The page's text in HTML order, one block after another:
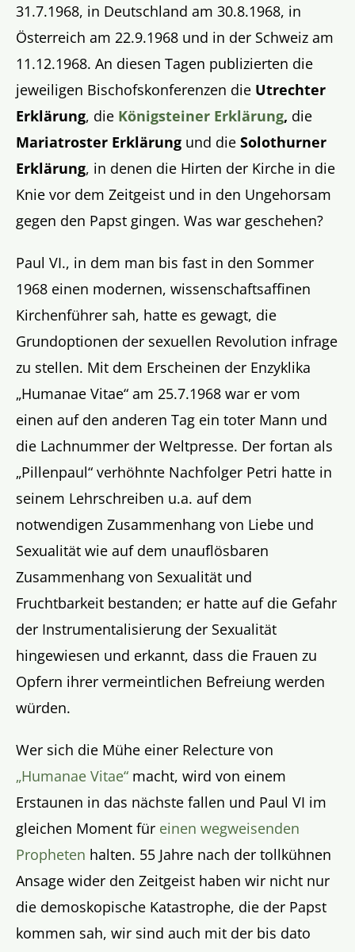
31.7.1968, in Deutschland am 30.8.1968, in
Österreich am 22.9.1968 und in der Schweiz am
11.12.1968. An diesen Tagen publizierten die
jeweiligen Bischofskonferenzen die Utrechter
Erklärung, die Königsteiner Erklärung, die
Mariatroster Erklärung und die Solothurner
Erklärung, in denen die Hirten der Kirche in die
Knie vor dem Zeitgeist und in den Ungehorsam
gegen den Papst gingen. Was war geschehen?
Paul VI., in dem man bis fast in den Sommer
1968 einen modernen, wissenschaftsaffinen
Kirchenführer sah, hatte es gewagt, die
Grundoptionen der sexuellen Revolution infrage
zu stellen. Mit dem Erscheinen der Enzyklika
„Humanae Vitae“ am 25.7.1968 war er vom
einen auf den anderen Tag ein toter Mann und
die Lachnummer der Weltpresse. Der fortan als
„Pillenpaul“ verhöhnte Nachfolger Petri hatte in
seinem Lehrschreiben u.a. auf dem
notwendigen Zusammenhang von Liebe und
Sexualität wie auf dem unauflösbaren
Zusammenhang von Sexualität und
Fruchtbarkeit bestanden; er hatte auf die Gefahr
der Instrumentalisierung der Sexualität
hingewiesen und erkannt, dass die Frauen zu
Opfern ihrer vermeintlichen Befreiung werden
würden.
Wer sich die Mühe einer Relecture von
„Humanae Vitae“ macht, wird von einem
Erstaunen in das nächste fallen und Paul VI im
gleichen Moment für einen wegweisenden
Propheten halten. 55 Jahre nach der tollkühnen
Ansage wider den Zeitgeist haben wir nicht nur
die demoskopische Katastrophe, die der Papst
kommen sah, wir sind auch mit der bis dato